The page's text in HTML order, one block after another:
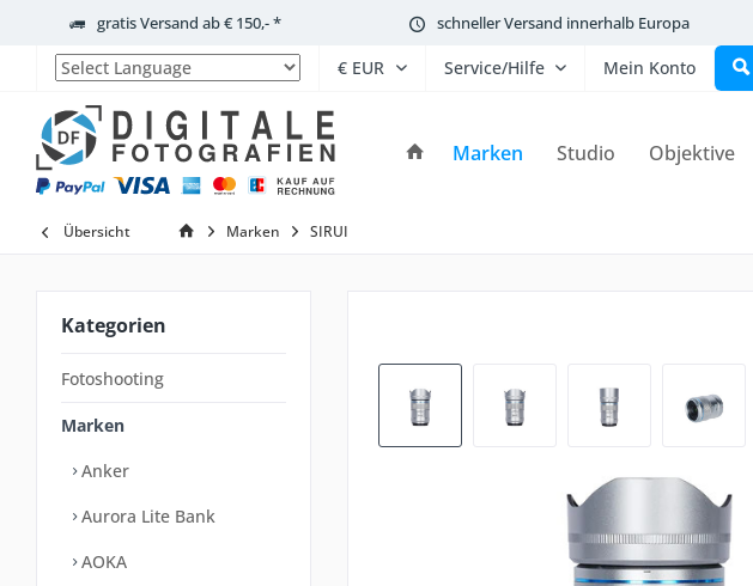
gratis Versand ab € 150,- * schneller Versand innerhalb Europa
Powered by
Service/Hilfe Mein Konto
Marken Studio Objektive
Übersicht Marken SIRUI
Kategorien
Fotoshooting
Marken
Anker
Aurora Lite Bank
AOKA